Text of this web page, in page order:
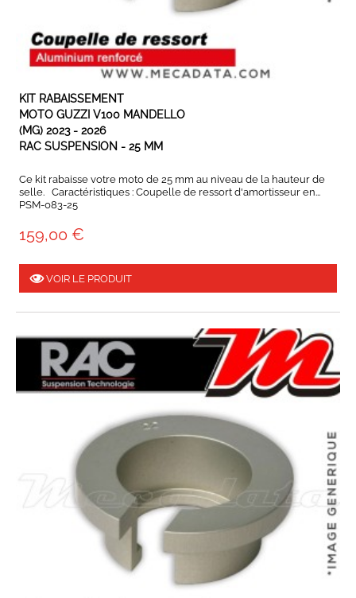
KIT RABAISSEMENT
MOTO GUZZI V100 MANDELLO
(MG) 2023 - 2026
RAC SUSPENSION - 25 MM
Ce kit rabaisse votre moto de 25 mm au niveau de la hauteur de
selle. Caractéristiques : Coupelle de ressort d'amortisseur en...
PSM-083-25
159,00 €
VOIR LE PRODUIT